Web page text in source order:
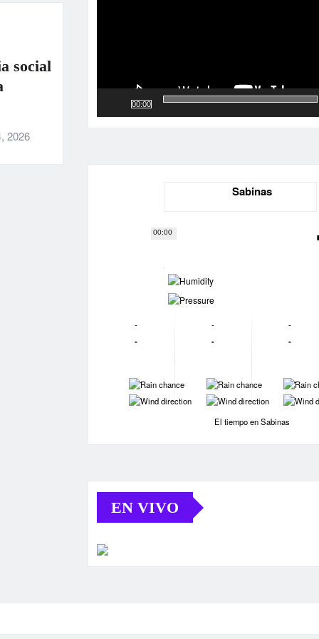
social
2026
00:00
00:00
Sabinas
-
-
-
-
-
-
-
-
-
-
-
-
-
-
El tiempo en Sabinas
EN VIVO